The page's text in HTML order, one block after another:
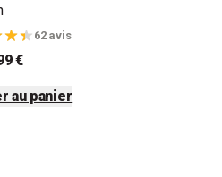
62 avis
€
au panier